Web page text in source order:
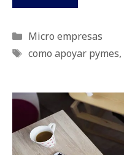
Categorías
Micro empresas
Etiquetas
como apoyar pymes,